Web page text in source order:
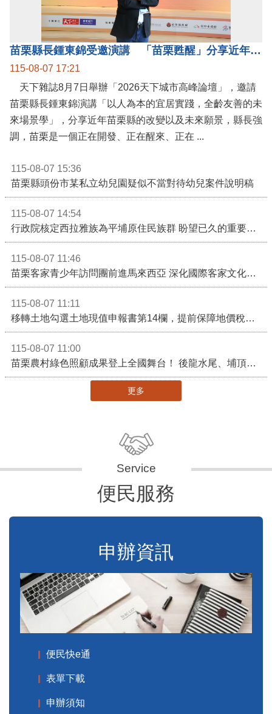
苗栗縣長鍾東錦受邀演講 「苗栗甦醒」分享近年轉變
115-08-07 17:21
天下雜誌8月7日舉辦「2026天下城市高峰論壇」，邀請
苗栗縣長鍾東錦演講「以人為本的宜居實踐，全齡友善的未
來場景學」，分享近年苗栗縣的改變以及未來願景，縣長強
115-08-07 15:36
苗栗縣頭份市某私立幼兒園疑似不當對待幼兒案件說明稿
115-08-07 14:54
115-08-07 11:46
115-08-07 11:11
115-08-07 11:00
更多
便民服務
申辦資訊
便民快e通
表單下載
申辦須知